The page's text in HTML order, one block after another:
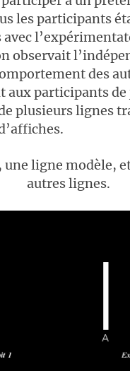
les participants
observait
des
aux participants de
plusieurs lignes
une ligne modèle,
autres lignes.